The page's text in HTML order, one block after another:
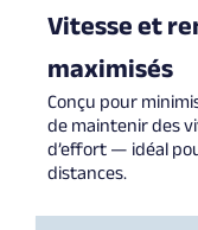
Vitesse et
maximisés
Conçu pour
de maintenir des
d’effort — idéal
distances.